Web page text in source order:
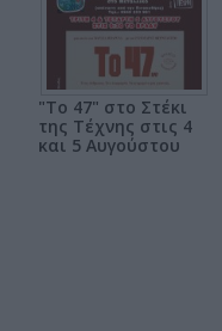
"Το 47" στο Στέκι
της Τέχνης στις 4
και 5 Αυγούστου